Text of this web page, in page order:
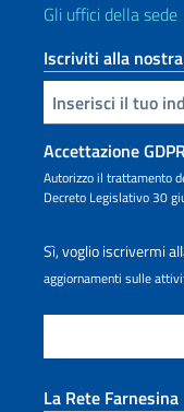
Gli uffici della sede
Iscriviti alla
Inserisci la tua email
Accettazione
Autorizzo il trattamento
Decreto Legislativo 30
Sì, voglio iscrivermi
aggiornamenti sulle
La Rete Farnesina